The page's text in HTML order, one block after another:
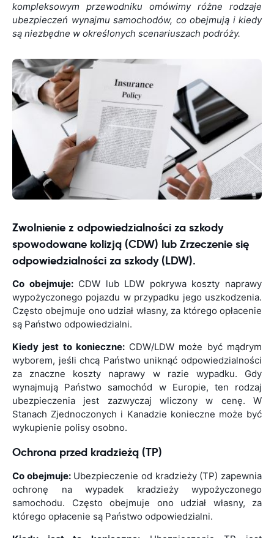
kompleksowym przewodniku omówimy różne rodzaje
ubezpieczeń wynajmu samochodów, co obejmują i kiedy
są niezbędne w określonych scenariuszach podróży.
Zwolnienie z odpowiedzialności za szkody
spowodowane kolizją (CDW) lub Zrzeczenie się
odpowiedzialności za szkody (LDW).
Co obejmuje:CDW lub LDW pokrywa koszty naprawy
wypożyczonego pojazdu w przypadku jego uszkodzenia.
Często obejmuje ono udział własny, za którego opłacenie
są Państwo odpowiedzialni.
Kiedy jest to konieczne:CDW/LDW może być mądrym
wyborem, jeśli chcą Państwo uniknąć odpowiedzialności
za znaczne koszty naprawy w razie wypadku. Gdy
wynajmują Państwo samochód w Europie, ten rodzaj
ubezpieczenia jest zazwyczaj wliczony w cenę. W
Stanach Zjednoczonych i Kanadzie konieczne może być
wykupienie polisy osobno.
Ochrona przed kradzieżą (TP)
Co obejmuje:Ubezpieczenie od kradzieży (TP) zapewnia
ochronę na wypadek kradzieży wypożyczonego
samochodu. Często obejmuje ono udział własny, za
którego opłacenie są Państwo odpowiedzialni.